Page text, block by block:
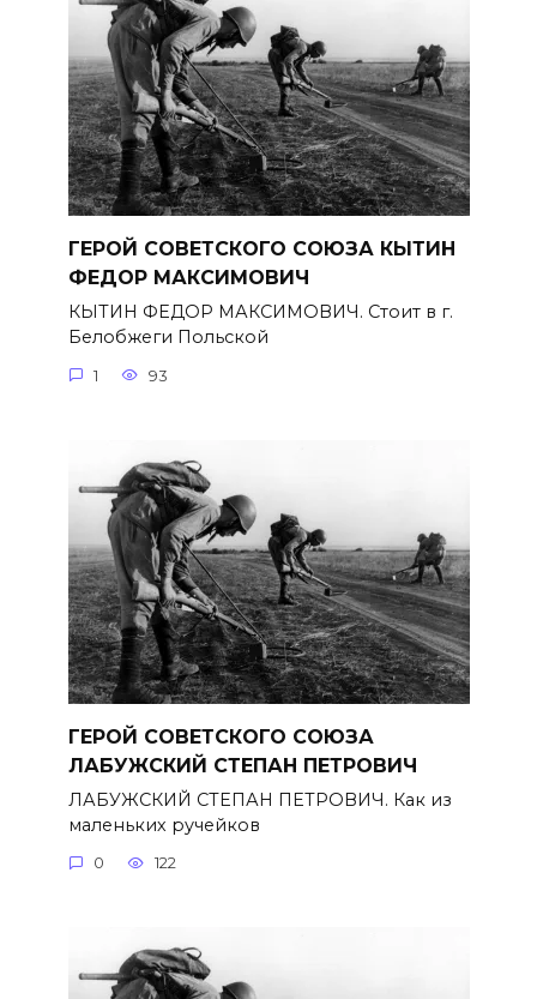
ГЕРОЙ СОВЕТСКОГО СОЮЗА КЫТИН
ФЕДОР МАКСИМОВИЧ
КЫТИН ФЕДОР МАКСИМОВИЧ. Стоит в г.
Белобжеги Польской
1 93
ГЕРОЙ СОВЕТСКОГО СОЮЗА
ЛАБУЖСКИЙ СТЕПАН ПЕТРОВИЧ
ЛАБУЖСКИЙ СТЕПАН ПЕТРОВИЧ. Как из
маленьких ручейков
0 122